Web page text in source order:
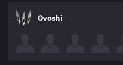
Ovoshi